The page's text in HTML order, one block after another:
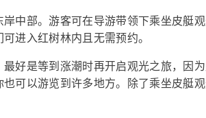
中部。游客可在导游带领下乘坐皮艇
进入红树林内且无需预约。
好是等到涨潮时再开启观光之旅，因
可以游览到许多地方。除了乘坐皮艇